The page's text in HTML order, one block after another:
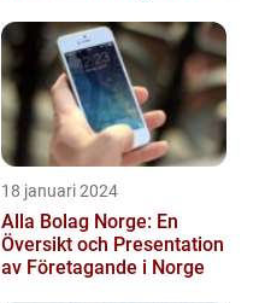
18 januari 2024
Alla Bolag Norge: En
Översikt och Presentation
av Företagande i Norge